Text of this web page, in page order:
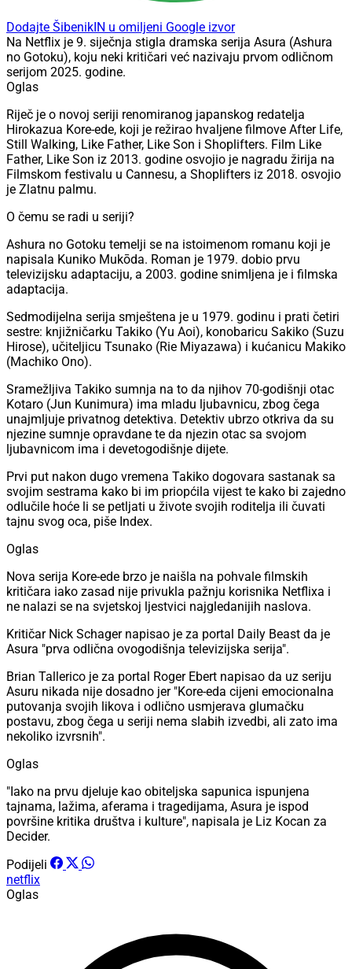
Dodajte ŠibenikIN u omiljeni Google izvor
Na Netflix je 9. siječnja stigla dramska serija Asura (Ashura
no Gotoku), koju neki kritičari već nazivaju prvom odličnom
serijom 2025. godine.
Oglas
Riječ je o novoj seriji renomiranog japanskog redatelja
Hirokazua Kore-ede, koji je režirao hvaljene filmove After Life,
Still Walking, Like Father, Like Son i Shoplifters. Film Like
Father, Like Son iz 2013. godine osvojio je nagradu žirija na
Filmskom festivalu u Cannesu, a Shoplifters iz 2018. osvojio
je Zlatnu palmu.
O čemu se radi u seriji?
Ashura no Gotoku temelji se na istoimenom romanu koji je
napisala Kuniko Mukōda. Roman je 1979. dobio prvu
televizijsku adaptaciju, a 2003. godine snimljena je i filmska
adaptacija.
Sedmodijelna serija smještena je u 1979. godinu i prati četiri
sestre: knjižničarku Takiko (Yu Aoi), konobaricu Sakiko (Suzu
Hirose), učiteljicu Tsunako (Rie Miyazawa) i kućanicu Makiko
(Machiko Ono).
Sramežljiva Takiko sumnja na to da njihov 70-godišnji otac
Kotaro (Jun Kunimura) ima mladu ljubavnicu, zbog čega
unajmljuje privatnog detektiva. Detektiv ubrzo otkriva da su
njezine sumnje opravdane te da njezin otac sa svojom
ljubavnicom ima i devetogodišnje dijete.
Prvi put nakon dugo vremena Takiko dogovara sastanak sa
svojim sestrama kako bi im priopćila vijest te kako bi zajedno
odlučile hoće li se petljati u živote svojih roditelja ili čuvati
tajnu svog oca, piše Index.
Oglas
Nova serija Kore-ede brzo je naišla na pohvale filmskih
kritičara iako zasad nije privukla pažnju korisnika Netflixa i
ne nalazi se na svjetskoj ljestvici najgledanijih naslova.
Kritičar Nick Schager napisao je za portal Daily Beast da je
Asura "prva odlična ovogodišnja televizijska serija".
Brian Tallerico je za portal Roger Ebert napisao da uz seriju
Asuru nikada nije dosadno jer "Kore-eda cijeni emocionalna
putovanja svojih likova i odlično usmjerava glumačku
postavu, zbog čega u seriji nema slabih izvedbi, ali zato ima
nekoliko izvrsnih".
Oglas
"Iako na prvu djeluje kao obiteljska sapunica ispunjena
tajnama, lažima, aferama i tragedijama, Asura je ispod
površine kritika društva i kulture", napisala je Liz Kocan za
Decider.
Podijeli
netflix
Oglas